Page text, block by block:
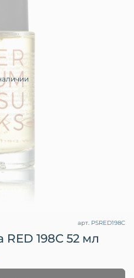
арт. PSRED198C
198C 52 мл